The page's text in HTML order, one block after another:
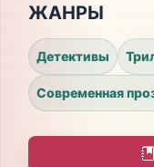
ЖАНРЫ
Детективы
Современная